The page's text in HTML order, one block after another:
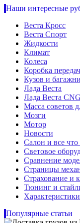
Наши интересные
Веста Кросс
Веста Спорт
Жидкости
Климат
Колеса
Коробка передач
Кузов и
Лада Веста
Лада Веста CNG
Масса советов
Мозги
Мотор
Новости
Салон и все
Световое
Сравнение
Страницы
Страхование и
Тюнинг и
Популярные статьи